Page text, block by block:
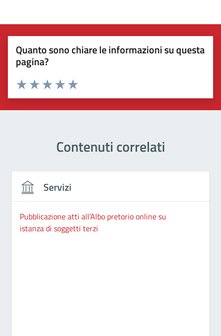
Quanto sono chiare le informazioni su questa
pagina?
Valuta 5 stelle su 5
Valuta 4 stelle su 5
Valuta 3 stelle su 5
Valuta 2 stelle su 5
Valuta 1 stelle su 5
Contenuti correlati
Servizi
Pubblicazione atti all’Albo pretorio online su
istanza di soggetti terzi